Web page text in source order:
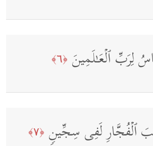
لِرَبِّ ٱلۡعَـٰلَمِینَ ﴿٦﴾
ٱلۡفُجَّارِ لَفِی سِجِّینࣲ ﴿٧﴾